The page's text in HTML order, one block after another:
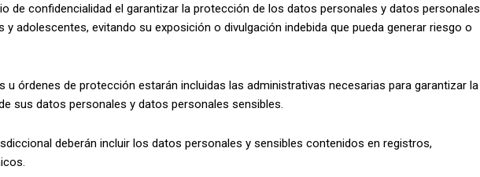
de confidencialidad el garantizar la protección de los datos personales y datos personales
y adolescentes, evitando su exposición o divulgación indebida que pueda generar riesgo o
u órdenes de protección estarán incluidas las administrativas necesarias para garantizar la
sus datos personales y datos personales sensibles.
deberán incluir los datos personales y sensibles contenidos en registros,